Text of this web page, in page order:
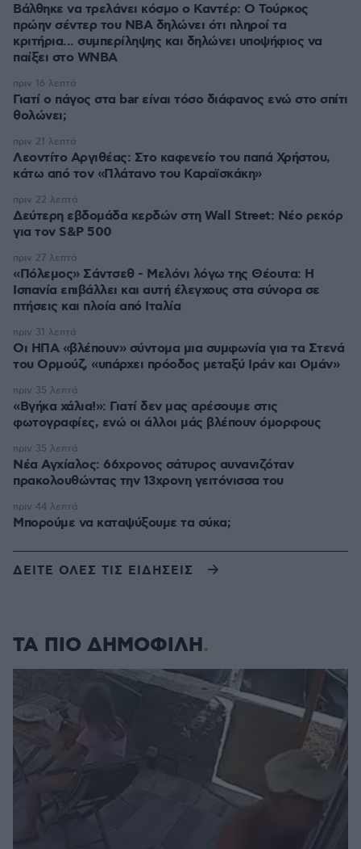
Βάλθηκε να τρελάνει κόσμο ο Καντέρ: Ο Τούρκος
πρώην σέντερ του NBA δηλώνει ότι πληροί τα
κριτήρια... συμπερίληψης και δηλώνει υποψήφιος να
παίξει στο WNBA
Γιατί ο πάγος στα bar είναι τόσο διάφανος ενώ στο σπίτι
θολώνει;
πριν 16 λεπτά
Λεοντίτο Αργιθέας: Στο καφενείο του παπά Χρήστου,
κάτω από τον «Πλάτανο του Καραϊσκάκη»
πριν 21 λεπτά
Δεύτερη εβδομάδα κερδών στη Wall Street: Νέο ρεκόρ
για τον S&P 500
πριν 22 λεπτά
«Πόλεμος» Σάντσεθ - Μελόνι λόγω της Θέουτα: Η
Ισπανία επιβάλλει και αυτή έλεγχους στα σύνορα σε
πτήσεις και πλοία από Ιταλία
πριν 27 λεπτά
Οι ΗΠΑ «βλέπουν» σύντομα μια συμφωνία για τα Στενά
του Ορμούζ, «υπάρχει πρόοδος μεταξύ Ιράν και Ομάν»
πριν 31 λεπτά
«Βγήκα χάλια!»: Γιατί δεν μας αρέσουμε στις
φωτογραφίες, ενώ οι άλλοι μάς βλέπουν όμορφους
πριν 35 λεπτά
Νέα Αγχίαλος: 66χρονος σάτυρος αυνανιζόταν
πρακολουθώντας την 13χρονη γειτόνισσα του
πριν 35 λεπτά
Μπορούμε να καταψύξουμε τα σύκα;
πριν 44 λεπτά
ΔΕΙΤΕ ΟΛΕΣ ΤΙΣ ΕΙΔΗΣΕΙΣ
ΤΑ ΠΙΟ ΔΗΜΟΦΙΛΗ